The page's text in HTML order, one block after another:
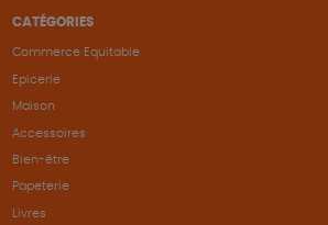
CATÉGORIES
Commerce Equitable
Epicerie
Maison
Accessoires
Bien-être
Papeterie
Livres